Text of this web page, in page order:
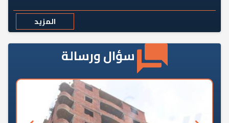
المزيد
سؤال ورسالة